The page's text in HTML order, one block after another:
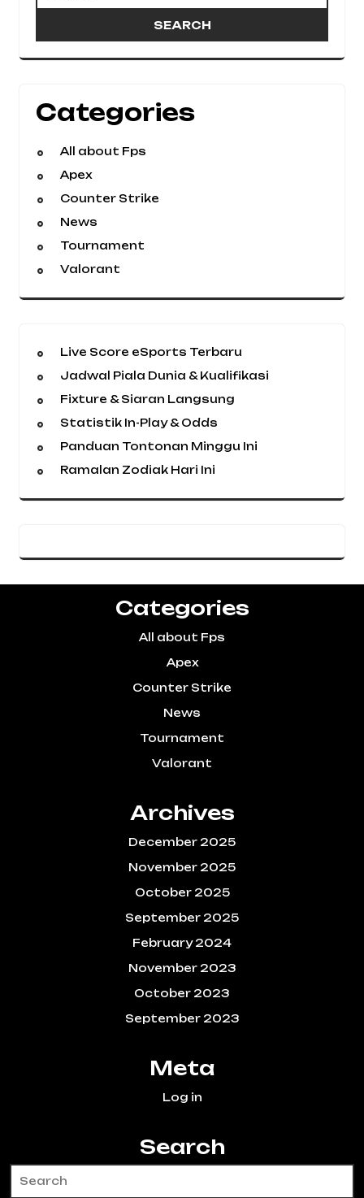
Categories
All about Fps
Apex
Counter Strike
News
Tournament
Valorant
Live Score eSports Terbaru
Jadwal Piala Dunia & Kualifikasi
Fixture & Siaran Langsung
Statistik In-Play & Odds
Panduan Tontonan Minggu Ini
Ramalan Zodiak Hari Ini
Categories
All about Fps
Apex
Counter Strike
News
Tournament
Valorant
Archives
December 2025
November 2025
October 2025
September 2025
February 2024
November 2023
October 2023
September 2023
Meta
Log in
Search